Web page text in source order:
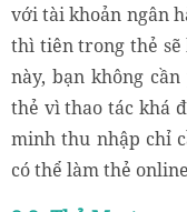
với tài khoản ngân
thì tiên trong thẻ
này, bạn không
thẻ vì thao tác khá
minh thu nhập chỉ
có thể làm thẻ